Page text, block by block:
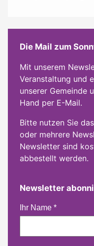
Die Mail zum
Mit unserem
Veranstaltung und
unserer Gemeinde
Hand per E-Mail.
Bitte nutzen Sie
oder mehrere
Newsletter sind
abbestellt werden.
Newsletter
Ihr Name *